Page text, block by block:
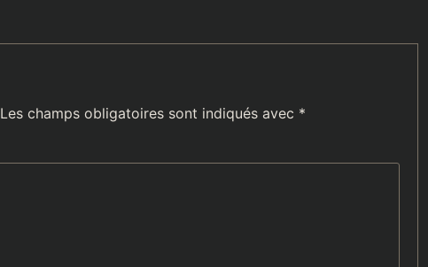
Les champs obligatoires sont indiqués avec *